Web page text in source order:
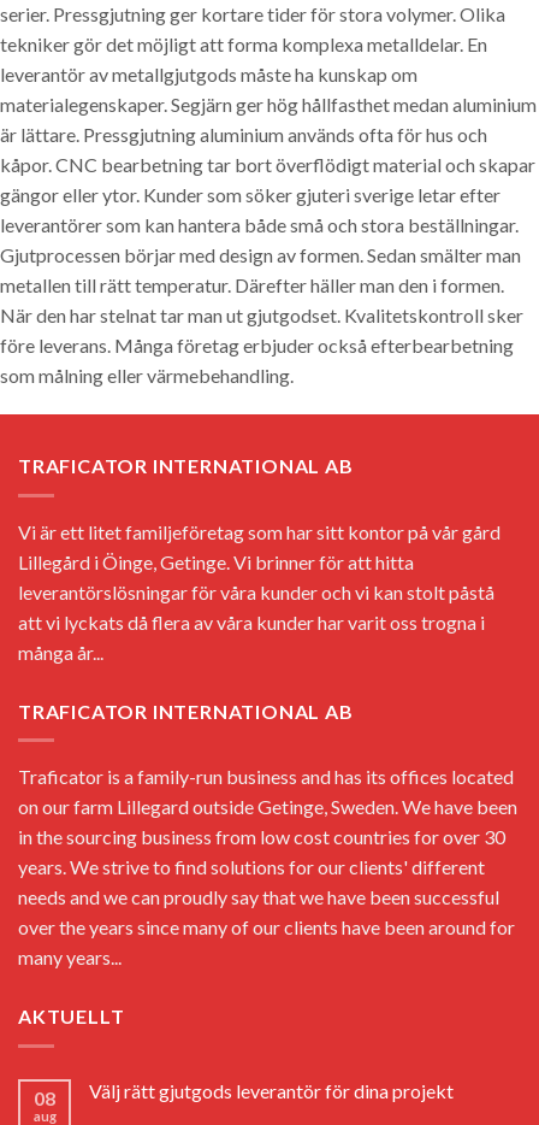
serier. Pressgjutning ger kortare tider för stora volymer. Olika
tekniker gör det möjligt att forma komplexa metalldelar. En
leverantör av metallgjutgods måste ha kunskap om
materialegenskaper. Segjärn ger hög hållfasthet medan aluminium
är lättare. Pressgjutning aluminium används ofta för hus och
kåpor. CNC bearbetning tar bort överflödigt material och skapar
gängor eller ytor. Kunder som söker gjuteri sverige letar efter
leverantörer som kan hantera både små och stora beställningar.
Gjutprocessen börjar med design av formen. Sedan smälter man
metallen till rätt temperatur. Därefter häller man den i formen.
När den har stelnat tar man ut gjutgodset. Kvalitetskontroll sker
före leverans. Många företag erbjuder också efterbearbetning
som målning eller värmebehandling.
TRAFICATOR INTERNATIONAL AB
Vi är ett litet familjeföretag som har sitt kontor på vår gård
Lillegård i Öinge, Getinge. Vi brinner för att hitta
leverantörslösningar för våra kunder och vi kan stolt påstå
att vi lyckats då flera av våra kunder har varit oss trogna i
många år...
TRAFICATOR INTERNATIONAL AB
Traficator is a family-run business and has its offices located
on our farm Lillegard outside Getinge, Sweden. We have been
in the sourcing business from low cost countries for over 30
years. We strive to find solutions for our clients' different
needs and we can proudly say that we have been successful
over the years since many of our clients have been around for
many years...
AKTUELLT
08
aug
Välj rätt gjutgods leverantör för dina projekt